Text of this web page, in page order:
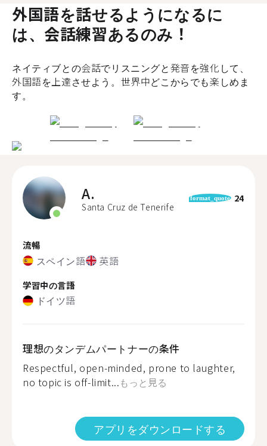
外国語を話せるようになるに
は、会話練習あるのみ！
ネイティブとの会話でリスニングと発音を強化して、
外国語を上達させよう。世界中どこからでも楽しめま
す。
A.
Santa Cruz de Tenerife
format_quote 24
流暢
スペイン語 英語
学習中の言語
ドイツ語
理想のタンデムパートナーの条件
Respectful, open-minded, prone to laughter,
no topic is off-limit...もっと見る
アプリをダウンロードする